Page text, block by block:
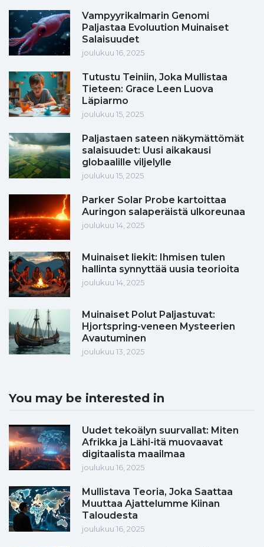
Vampyyrikalmarin Genomi
Paljastaa Evoluution Muinaiset
Salaisuudet
joulukuu 16, 2025
Tutustu Teiniin, Joka Mullistaa
Tieteen: Grace Leen Luova
Läpiarmo
joulukuu 15, 2025
Paljastaen sateen näkymättömät
salaisuudet: Uusi aikakausi
globaalille viljelylle
joulukuu 15, 2025
Parker Solar Probe kartoittaa
Auringon salaperäistä ulkoreunaa
joulukuu 14, 2025
Muinaiset liekit: Ihmisen tulen
hallinta synnyttää uusia teorioita
joulukuu 14, 2025
Muinaiset Polut Paljastuvat:
Hjortspring-veneen Mysteerien
Avautuminen
joulukuu 13, 2025
You may be interested in
Uudet tekoälyn suurvallat: Miten
Afrikka ja Lähi-itä muovaavat
digitaalista maailmaa
joulukuu 16, 2025
Mullistava Teoria, Joka Saattaa
Muuttaa Ajattelumme Kiinan
Taloudesta
joulukuu 16, 2025